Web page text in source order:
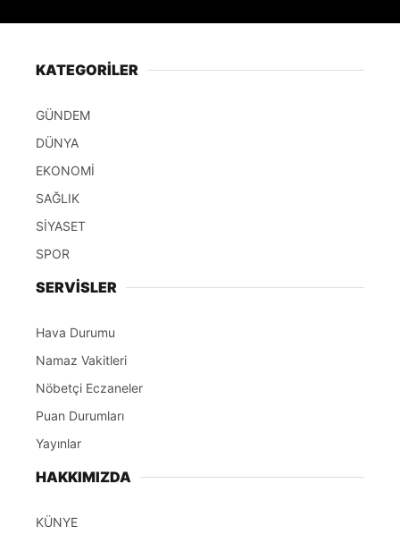
KATEGORİLER
GÜNDEM
DÜNYA
EKONOMİ
SAĞLIK
SİYASET
SPOR
SERVİSLER
Hava Durumu
Namaz Vakitleri
Nöbetçi Eczaneler
Puan Durumları
Yayınlar
HAKKIMIZDA
KÜNYE